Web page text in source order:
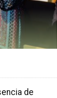
de